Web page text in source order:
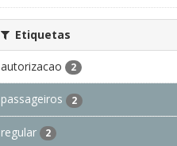
Etiquetas
autorizacao 2
passageiros 2
regular 2